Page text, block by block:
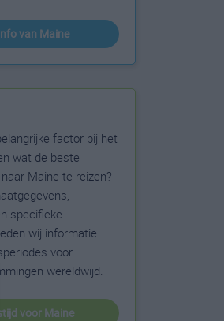
van Maine
factor bij het
wat de beste
naar Maine te reizen?
specifieke
wij informatie
voor
wereldwijd.
voor Maine